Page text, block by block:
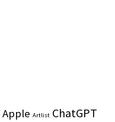
Apple Artlist ChatGPT